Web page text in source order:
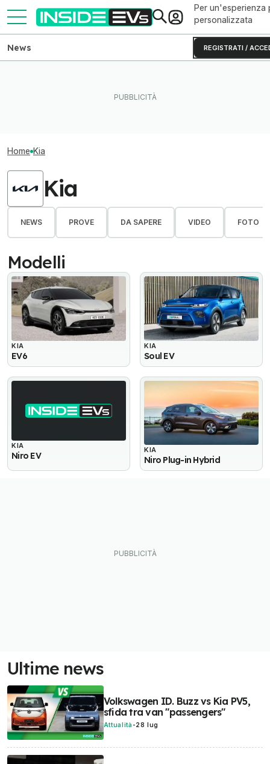
Per un'esperienza
personalizzata
REGISTRATI /
News
Home Kia
Kia
NEWS PROVE DA SAPERE VIDEO FOTO
Modelli
KIA
EV6
KIA
Soul EV
KIA
Niro EV
KIA
Niro Plug-in Hybrid
Ultime news
Volkswagen ID. Buzz vs Kia PV5,
sfida tra van "passengers"
Attualità -28 lug